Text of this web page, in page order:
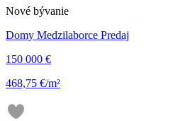
Nové bývanie
Domy Medzilaborce Predaj
150 000 €
468,75 €/m²